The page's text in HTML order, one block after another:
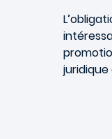
juridique